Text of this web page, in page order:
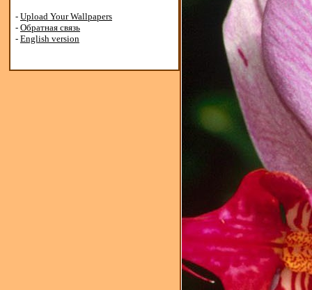
- Upload Your Wallpapers
- Обратная связь
- English version